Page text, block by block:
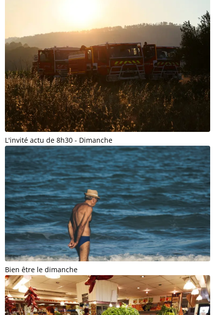
L'invité actu de 8h30 - Dimanche
Bien être le dimanche